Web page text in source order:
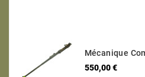
550,00 €Prix